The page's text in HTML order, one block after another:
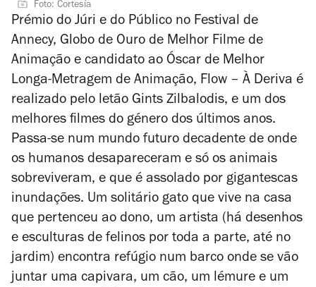
Foto: Cortesía
Prémio do Júri e do Público no Festival de
Annecy, Globo de Ouro de Melhor Filme de
Animação e candidato ao Óscar de Melhor
Longa-Metragem de Animação, Flow – À Deriva é
realizado pelo letão Gints Zilbalodis, e um dos
melhores filmes do género dos últimos anos.
Passa-se num mundo futuro decadente de onde
os humanos desapareceram e só os animais
sobreviveram, e que é assolado por gigantescas
inundações. Um solitário gato que vive na casa
que pertenceu ao dono, um artista (há desenhos
e esculturas de felinos por toda a parte, até no
jardim) encontra refúgio num barco onde se vão
juntar uma capivara, um cão, um lémure e um